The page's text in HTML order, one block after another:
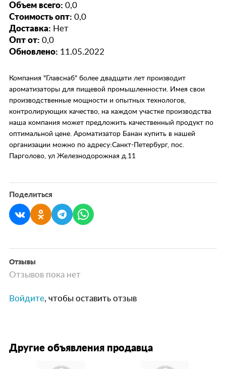
Объем всего: 0,0
Стоимость опт: 0,0
Доставка: Нет
Опт от: 0,0
Обновлено: 11.05.2022
Компания "Главснаб" более двадцати лет производит
ароматизаторы для пищевой промышленности. Имея свои
производственные мощности и опытных технологов,
контролирующих качество, на каждом участке производства
наша компания может предложить качественный продукт по
оптимальной цене. Ароматизатор Банан купить в нашей
организации можно по адресу:Санкт-Петербург, пос.
Парголово, ул Железнодорожная д.11
Поделиться
Отзывы
Отзывов пока нет
Войдите, чтобы оставить отзыв
Другие объявления продавца